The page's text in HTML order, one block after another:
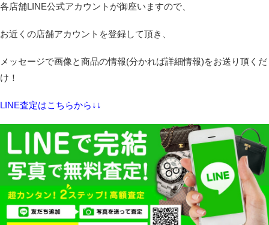
各店舗LINE公式アカウントが御座いますので、
お近くの店舗アカウントを登録して頂き、
メッセージで画像と商品の情報(分かれば詳細情報)をお送り頂くだ
け！
LINE査定はこちらから↓↓